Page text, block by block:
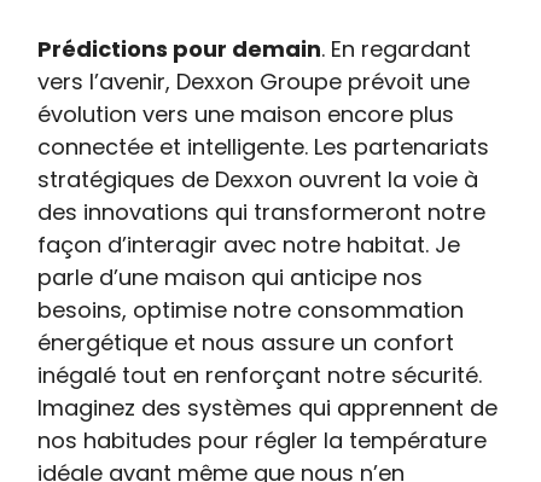
Prédictions pour demain. En regardant
vers l’avenir, Dexxon Groupe prévoit une
évolution vers une maison encore plus
connectée et intelligente. Les partenariats
stratégiques de Dexxon ouvrent la voie à
des innovations qui transformeront notre
façon d’interagir avec notre habitat. Je
parle d’une maison qui anticipe nos
besoins, optimise notre consommation
énergétique et nous assure un confort
inégalé tout en renforçant notre sécurité.
Imaginez des systèmes qui apprennent de
nos habitudes pour régler la température
idéale avant même que nous n’en